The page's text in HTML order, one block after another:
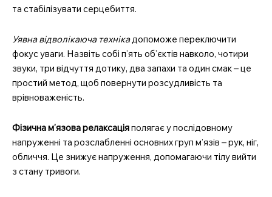
та стабілізувати серцебиття.
Уявна відволікаюча технікадопоможе переключити
фокус уваги. Назвіть собі п’ять об’єктів навколо, чотири
звуки, три відчуття дотику, два запахи та один смак – це
простий метод, щоб повернути розсудливість та
врівноваженість.
Фізична м’язова релаксаціяполягає у послідовному
напруженні та розслабленні основних груп м’язів – рук, ніг,
обличчя. Це знижує напруження, допомагаючи тілу вийти
з стану тривоги.